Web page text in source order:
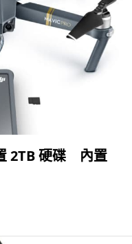
2TB 硬碟 內置